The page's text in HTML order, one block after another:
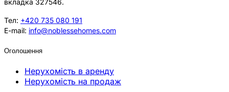
Тел: +420 735 080 191
E-mail: info@noblessehomes.com
Оголошення
Нерухомість в аренду
Нерухомість на продаж